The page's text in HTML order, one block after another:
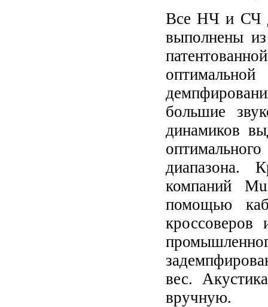
Все НЧ и СЧ
выполнены
большие
динамиков
диапазона.
компаний
помощью
кроссоверов
вес.
вручную.